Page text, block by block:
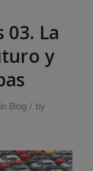
03. La
y
in Blog / by